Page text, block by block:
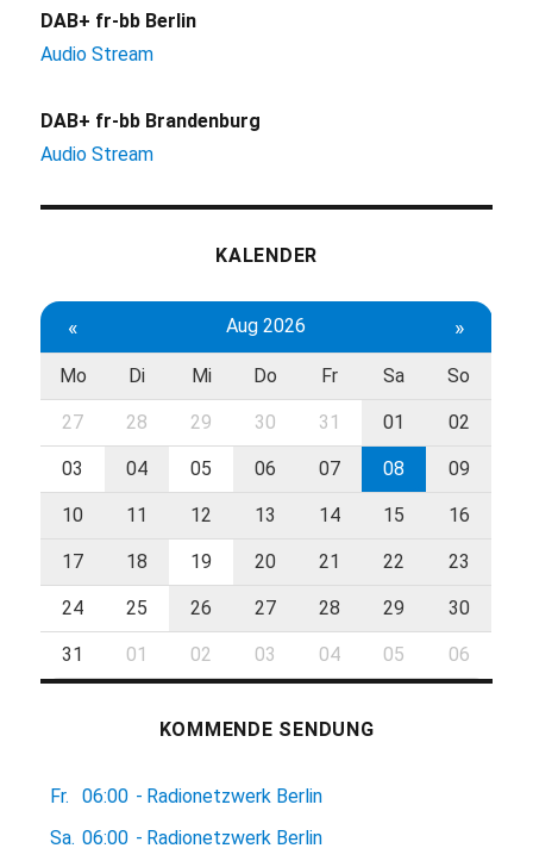
DAB+ fr-bb Berlin
Audio Stream
DAB+ fr-bb Brandenburg
Audio Stream
KALENDER
« Aug 2026 »
Mo Di Mi Do Fr Sa So
27 28 29 30 31 01 02
03 04 05 06 07 08 09
10 11 12 13 14 15 16
17 18 19 20 21 22 23
24 25 26 27 28 29 30
31 01 02 03 04 05 06
KOMMENDE SENDUNG
Fr. 06:00 - Radionetzwerk Berlin
Sa. 06:00 - Radionetzwerk Berlin